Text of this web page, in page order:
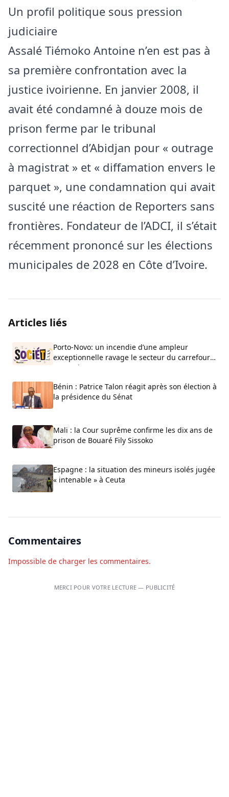
Un profil politique sous pression
judiciaire
Assalé Tiémoko Antoine n’en est pas à
sa première confrontation avec la
justice ivoirienne. En janvier 2008, il
avait été condamné à douze mois de
prison ferme par le tribunal
correctionnel d’Abidjan pour « outrage
à magistrat » et « diffamation envers le
parquet », une condamnation qui avait
suscité une réaction de Reporters sans
frontières. Fondateur de l’ADCI, il s’était
récemment prononcé sur les élections
municipales de 2028 en Côte d’Ivoire.
Articles liés
Porto-Novo: un incendie d’une ampleur
exceptionnelle ravage le secteur du carrefour
Beau-Rivage
Bénin : Patrice Talon réagit après son élection à
la présidence du Sénat
Mali : la Cour suprême confirme les dix ans de
prison de Bouaré Fily Sissoko
Espagne : la situation des mineurs isolés jugée
« intenable » à Ceuta
Commentaires
Impossible de charger les commentaires.
MERCI POUR VOTRE LECTURE — PUBLICITÉ